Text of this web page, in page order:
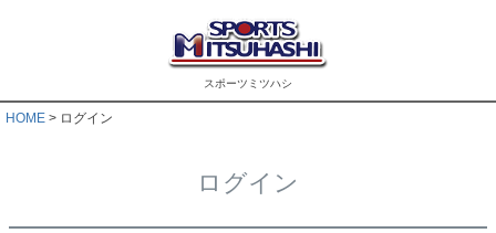
スポーツミツハシ
HOME ログイン
ログイン